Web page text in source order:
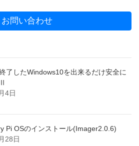
お問い合わせ
了したWindows10を出来るだけ安全に
4日
Pi OSのインストール(Imager2.0.6)
28日